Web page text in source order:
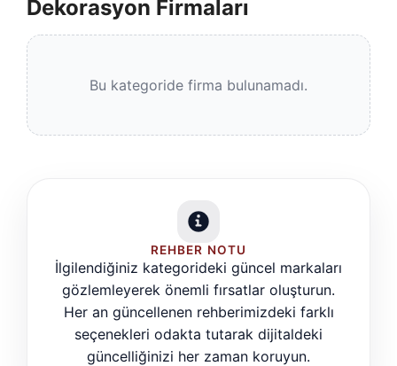
Dekorasyon Firmaları
Bu kategoride firma bulunamadı.
REHBER NOTU
İlgilendiğiniz kategorideki güncel markaları
gözlemleyerek önemli fırsatlar oluşturun.
Her an güncellenen rehberimizdeki farklı
seçenekleri odakta tutarak dijitaldeki
güncelliğinizi her zaman koruyun.